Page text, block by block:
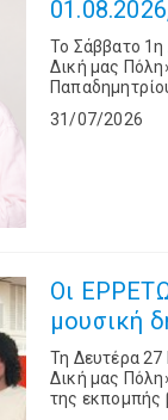
Το Σάββατο
Δική μας
Παπαδημητρίου. Ο εικαστικός, ηθοποιός και τραγουδιστής, σε μια αποκαλυπτική
31/07/2026
Οι
μουσική
Τη Δευτέρα
Δική μας
της εκπομπής